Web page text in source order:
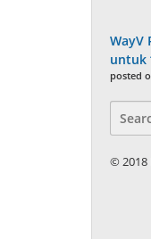
WayV
untuk
posted
for:
© 2018